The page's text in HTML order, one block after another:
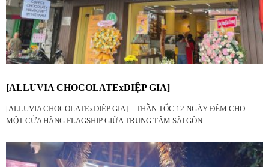
[ALLUVIA CHOCOLATExDIỆP GIA]
[ALLUVIA CHOCOLATExDIỆP GIA] – THẦN TỐC 12 NGÀY ĐÊM CHO
MỘT CỬA HÀNG FLAGSHIP GIỮA TRUNG TÂM SÀI GÒN